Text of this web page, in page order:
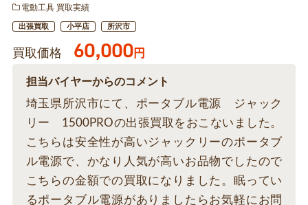
電動工具 買取実績
出張買取 小平店 所沢市
買取価格 60,000円
担当バイヤーからのコメント
埼玉県所沢市にて、ポータブル電源 ジャック
リー 1500PROの出張買取をおこないました。
こちらは安全性が高いジャックリーのポータブ
ル電源で、かなり人気が高いお品物でしたので
こちらの金額での買取になりました。眠ってい
るポータブル電源がありましたらお気軽にお問